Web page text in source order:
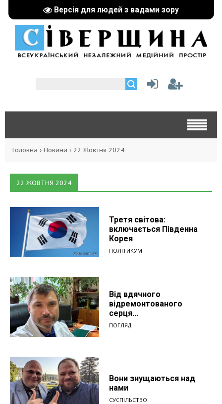
Версія для людей з вадами зору
Головна › Новини › 22 Жовтня 2024
22 ЖОВТНЯ 2024
Третя світова:
включається Південна
Корея
ПОЛІТИКУМ
Від вдячного
відремонтованого
серця...
ПОГЛЯД
Вони знущаються над
нами
СУСПІЛЬСТВО